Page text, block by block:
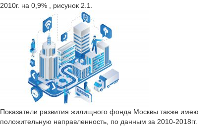
2010г. на 0,9% , рисунок 2.1.
Показатели развития жилищного фонда Москвы также имею
положительную направленность, по данным за 2010-2018гг.